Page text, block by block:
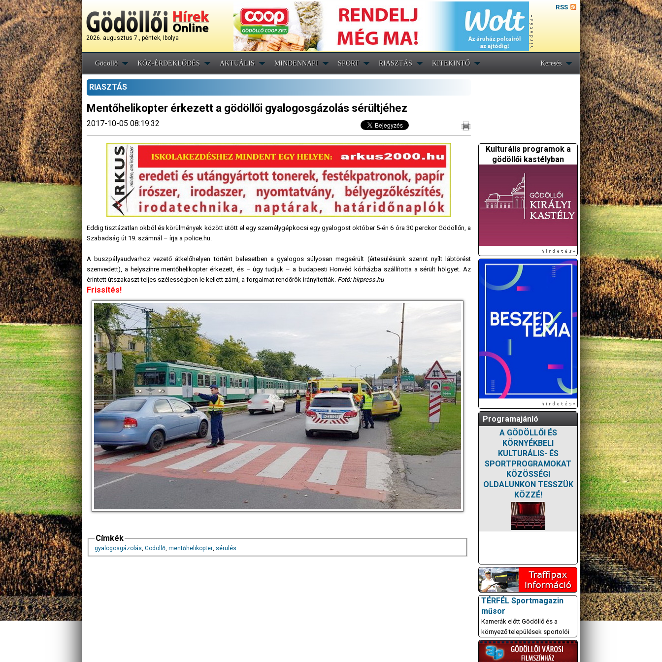
2026. augusztus 7., péntek, Ibolya
RSS
Gödöllő KÖZ-ÉRDEKLŐDÉS AKTUÁLIS MINDENNAPI SPORT RIASZTÁS KITEKINTŐ Keresés
RIASZTÁS
Mentőhelikopter érkezett a gödöllői gyalogosgázolás sérültjéhez
2017-10-05 08:19:32
Eddig tisztázatlan okból és körülmények között ütött el egy személygépkocsi egy gyalogost október 5-én 6 óra 30 perckor Gödöllőn, a
Szabadság út 19. számnál – írja a police.hu.
A buszpályaudvarhoz vezető átkelőhelyen történt balesetben a gyalogos súlyosan megsérült (értesülésünk szerint nyílt lábtörést
szenvedett), a helyszínre mentőhelikopter érkezett, és – úgy tudjuk – a budapesti Honvéd kórházba szállította a sérült hölgyet. Az
érintett útszakaszt teljes szélességben le kellett zárni, a forgalmat rendőrök irányították. Fotó: hirpress.hu
Frissítés!
Címkék
gyalogosgázolás, Gödöllő, mentőhelikopter, sérülés
Kulturális programok a
gödöllői kastélyban
Programajánló
A GÖDÖLLŐI ÉS
KÖRNYÉKBELI
KULTURÁLIS- ÉS
SPORTPROGRAMOKAT
KÖZÖSSÉGI
OLDALUNKON TESSZÜK
KÖZZÉ!
TÉRFÉL Sportmagazin
műsor
Kamerák előtt Gödöllő és a
környező települések sportolói